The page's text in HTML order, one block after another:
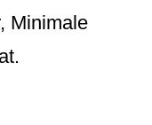
Minimale